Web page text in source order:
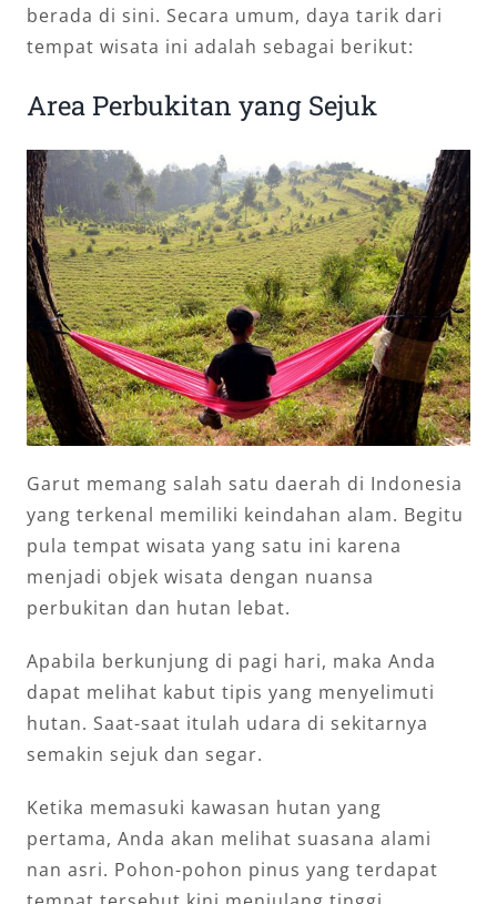
berada di sini. Secara umum, daya tarik dari
tempat wisata ini adalah sebagai berikut:
Area Perbukitan yang Sejuk
Garut memang salah satu daerah di Indonesia
yang terkenal memiliki keindahan alam. Begitu
pula tempat wisata yang satu ini karena
menjadi objek wisata dengan nuansa
perbukitan dan hutan lebat.
Apabila berkunjung di pagi hari, maka Anda
dapat melihat kabut tipis yang menyelimuti
hutan. Saat-saat itulah udara di sekitarnya
semakin sejuk dan segar.
Ketika memasuki kawasan hutan yang
pertama, Anda akan melihat suasana alami
nan asri. Pohon-pohon pinus yang terdapat